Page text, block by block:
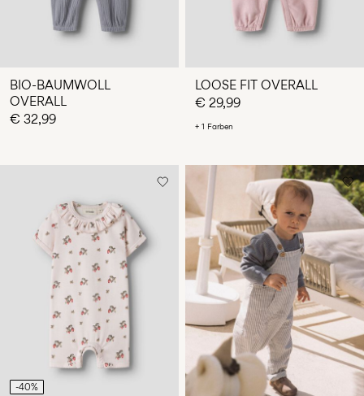
BIO-BAUMWOLL
OVERALL
€ 32,99
LOOSE FIT OVERALL
€ 29,99
+ 1 Farben
-40%